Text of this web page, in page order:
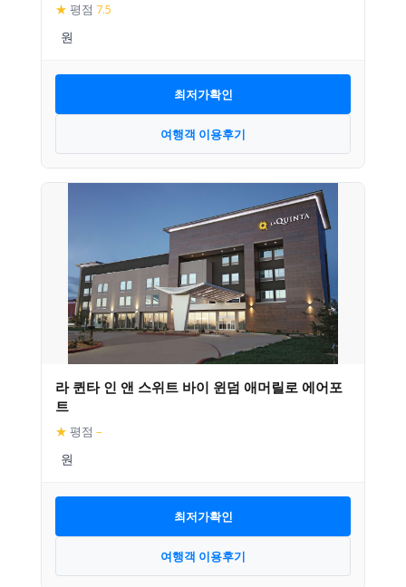
★ 평점 7.5
최저가확인
여행객 이용후기
라 퀸타 인 앤 스위트 바이 윈덤 애머릴로 에어포
트
★ 평점 –
최저가확인
여행객 이용후기